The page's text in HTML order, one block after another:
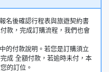
名後確認行程表與旅遊契約書
款，完成訂購流程，我們也會
的付款說明。若您是訂購須立
成 全額付款，若逾時未付，本
的訂位。